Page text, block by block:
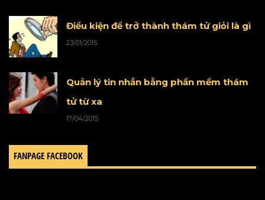
Điều kiện để trở thành thám tử giỏi là gì
23/01/2015
Quản lý tin nhắn bằng phần mềm thám
tử từ xa
17/04/2015
FANPAGE FACEBOOK